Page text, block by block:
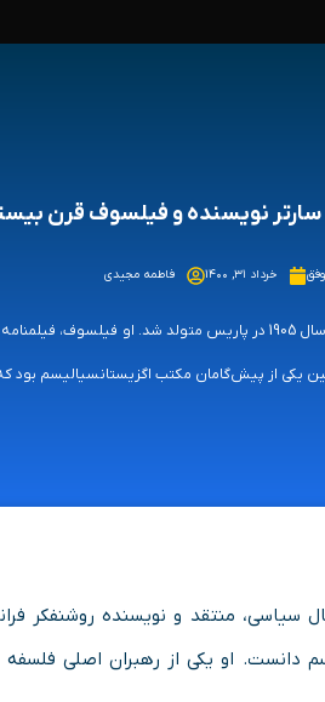
سارتر نویسنده و فیلسوف قرن
خرداد ۳۱, ۱۴۰۰ فاطمه مجیدی
ژان پل سارتر در 21 ژوئن سال 1905 در پاریس متولد
یکی از پیش‌گامان مکتب اگزیستانسیالیسم بود
سیاسی، منتقد و نویسنده روشنفکر
دانست. او یکی از رهبران اصلی